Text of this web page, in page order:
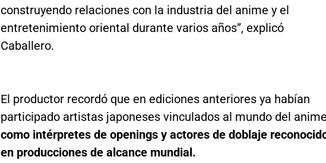
construyendo relaciones con la industria del anime y el
entretenimiento oriental durante varios años”, explicó
Caballero.
El productor recordó que en ediciones anteriores ya habían
participado artistas japoneses vinculados al mundo del
como intérpretes de openings y actores de doblaje
en producciones de alcance mundial.